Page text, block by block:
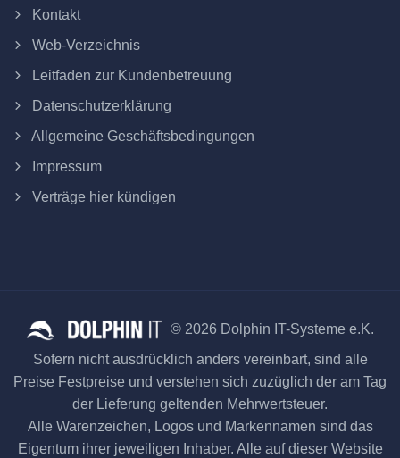
Kontakt
Web-Verzeichnis
Leitfaden zur Kundenbetreuung
Datenschutzerklärung
Allgemeine Geschäftsbedingungen
Impressum
Verträge hier kündigen
© 2026 Dolphin IT-Systeme e.K.
Sofern nicht ausdrücklich anders vereinbart, sind alle
Preise Festpreise und verstehen sich zuzüglich der am Tag
der Lieferung geltenden Mehrwertsteuer.
Alle Warenzeichen, Logos und Markennamen sind das
Eigentum ihrer jeweiligen Inhaber. Alle auf dieser Website